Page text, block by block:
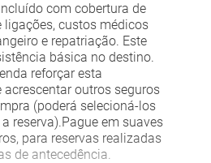
com cobertura de
ligações, custos médicos
e repatriação. Este
básica no destino.
reforçar esta
acrescentar outros seguros
(poderá selecioná-los
reserva).Pague em suaves
para reservas realizadas
de antecedência.